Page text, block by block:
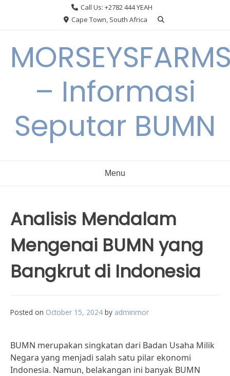
Call Us: +2782 444 YEAH
Cape Town, South Africa
– Informasi
Seputar BUMN
Menu
Analisis Mendalam
Mengenai BUMN yang
Bangkrut di Indonesia
Posted on October 15, 2024 by adminmor
BUMN merupakan singkatan dari Badan Usaha Milik
Negara yang menjadi salah satu pilar ekonomi
Indonesia. Namun, belakangan ini banyak BUMN